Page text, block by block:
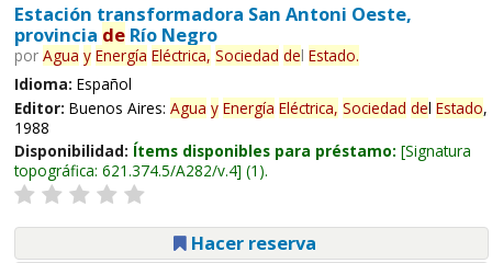
Estación transformadora San Antoni Oeste,
provincia deRío Negro
por Agua y Energía Eléctrica, Sociedad del Estado.
Idioma: Español
Editor: Buenos Aires: Agua y Energía Eléctrica, Sociedad del Estado,
1988
Disponibilidad: Ítems disponibles para préstamo: Signatura
topográfica: 621.374.5/A282/v.4 (1).
Hacer reserva